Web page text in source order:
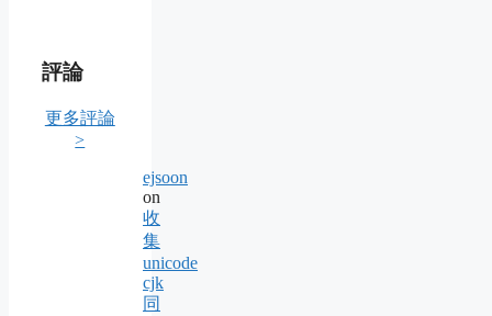
評論
更多評論
>
ejsoon
on
收
集
unicode
cjk
同